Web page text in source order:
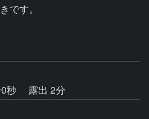
です。
秒
露出 2分